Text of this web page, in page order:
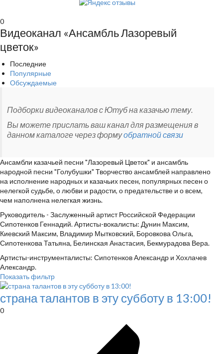
0
Видеоканал «Ансамбль Лазоревый
цветок»
Последние
Популярные
Обсуждаемые
Подборки видеоканалов с Ютуб на казачью тему.
Вы можете прислать ваш канал для размещения в
данном каталоге через формуобратной связи
Ансамбли казачьей песни "Лазоревый Цветок" и ансамбль
народной песни "Голубушки" Творчество ансамблей направлено
на исполнение народных и казачьих песен, популярных песен о
нелегкой судьбе, о любви и радости, о предательстве и о всем,
чем наполнена нелегкая жизнь.
Руководитель - Заслуженный артист Российской Федерации
Сипотенков Геннадий. Артисты-вокалисты: Дунин Максим,
Киевский Максим, Владимир Мытковский, Боровкова Ольга,
Сипотенкова Татьяна, Белинская Анастасия, Бекмурадова Вера.
Артисты-инструменталисты: Сипотенков Александр и Хохлачев
Александр.
Показать фильтр
страна талантов в эту субботу в 13:00!
0